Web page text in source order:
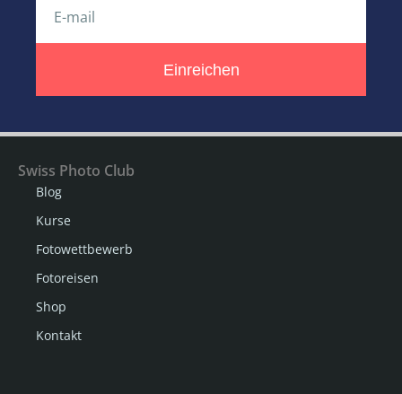
Einreichen
Swiss Photo Club
Blog
Kurse
Fotowettbewerb
Fotoreisen
Shop
Kontakt